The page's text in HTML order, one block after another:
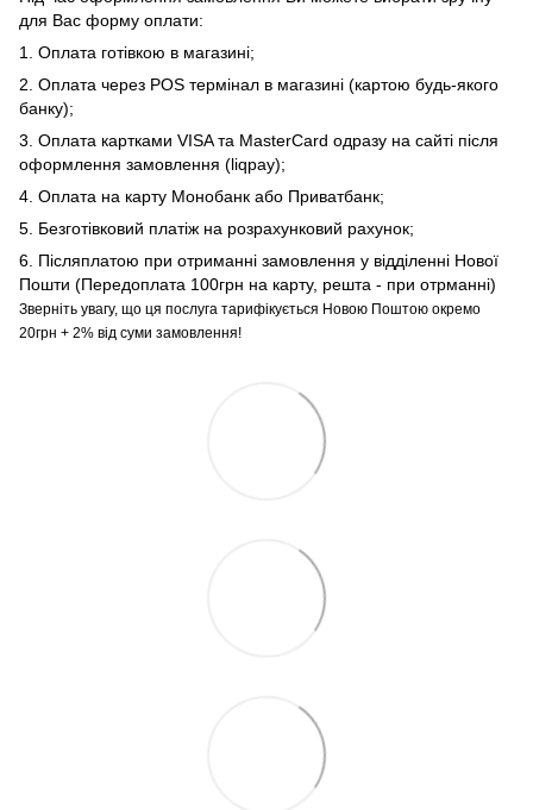
для Вас форму оплати:
1. Оплата готівкою в магазині;
2. Оплата через POS термінал в магазині (картою будь-якого
банку);
3. Оплата картками VISA та MasterCard одразу на сайті після
оформлення замовлення (liqpay);
4. Оплата на карту Монобанк або Приватбанк;
5. Безготівковий платіж на розрахунковий рахунок;
6. Післяплатою при отриманні замовлення у відділенні Нової
Пошти (Передоплата 100грн на карту, решта - при отрманні)
Зверніть увагу, що ця послуга тарифікується Новою Поштою окремо
20грн + 2% від суми замовлення!